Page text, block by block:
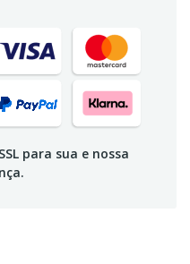
para sua e nossa